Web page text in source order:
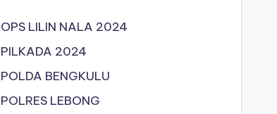
OPS LILIN NALA 2024
PILKADA 2024
POLDA BENGKULU
POLRES LEBONG